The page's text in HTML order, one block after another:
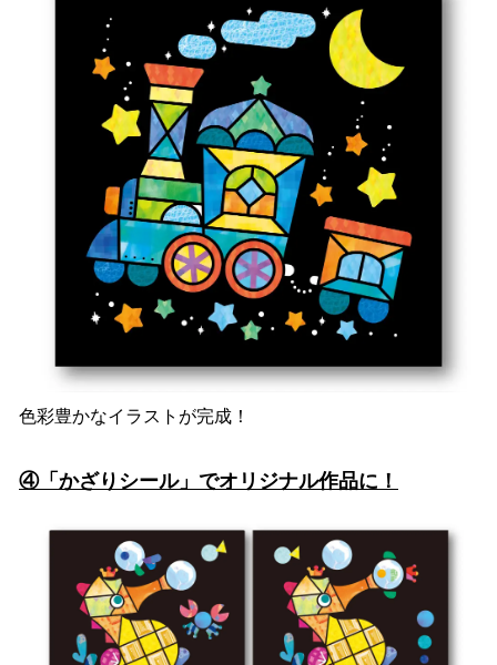
色彩豊かなイラストが完成！
④「かざりシール」でオリジナル作品に！